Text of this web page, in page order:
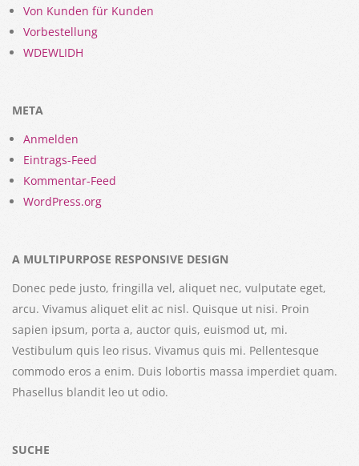
Von Kunden für Kunden
Vorbestellung
WDEWLIDH
META
Anmelden
Eintrags-Feed
Kommentar-Feed
WordPress.org
A MULTIPURPOSE RESPONSIVE DESIGN
Donec pede justo, fringilla vel, aliquet nec, vulputate eget,
arcu. Vivamus aliquet elit ac nisl. Quisque ut nisi. Proin
sapien ipsum, porta a, auctor quis, euismod ut, mi.
Vestibulum quis leo risus. Vivamus quis mi. Pellentesque
commodo eros a enim. Duis lobortis massa imperdiet quam.
Phasellus blandit leo ut odio.
SUCHE